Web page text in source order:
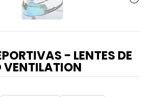
- LENTES DE
VENTILATION